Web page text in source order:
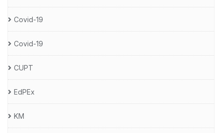
Covid-19
Covid-19
CUPT
EdPEx
KM